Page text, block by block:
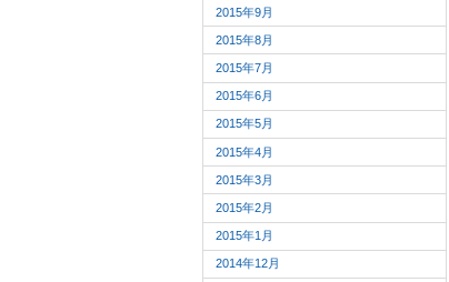
2015年9月
2015年8月
2015年7月
2015年6月
2015年5月
2015年4月
2015年3月
2015年2月
2015年1月
2014年12月